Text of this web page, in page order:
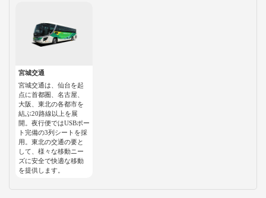
宮城交通
宮城交通は、仙台を起
点に首都圏、名古屋、
大阪、東北の各都市を
結ぶ20路線以上を展
開。夜行便ではUSBポー
ト完備の3列シートを採
用。東北の交通の要と
して、様々な移動ニー
ズに安全で快適な移動
を提供します。